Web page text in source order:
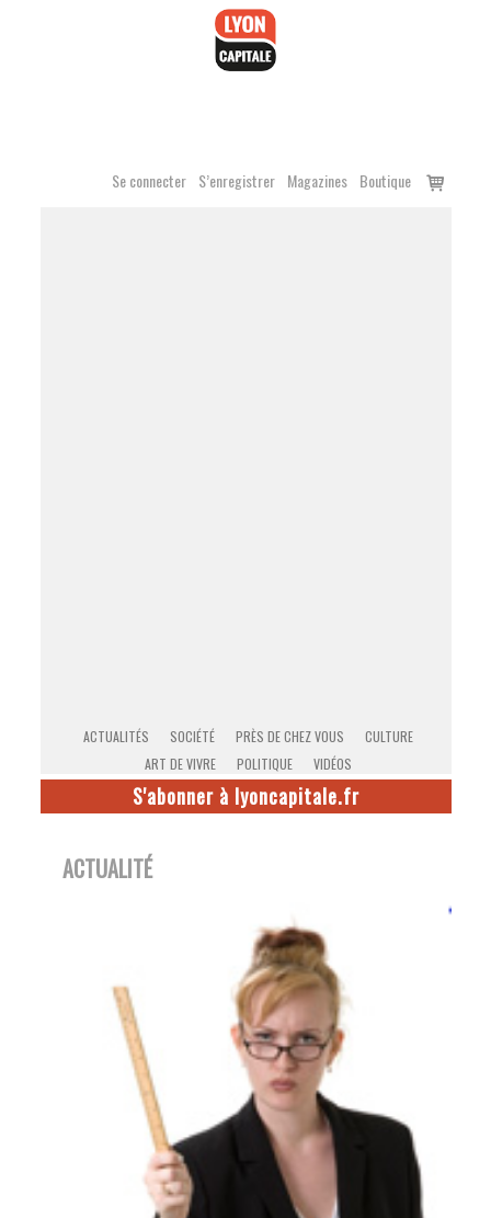
Se connecter S’enregistrer Magazines Boutique
Voir
ACTUALITÉS SOCIÉTÉ PRÈS DE CHEZ VOUS
CULTURE
ART DE VIVRE
POLITIQUE VIDÉOS
S'abonner à lyoncapitale.fr
ACTUALITÉ